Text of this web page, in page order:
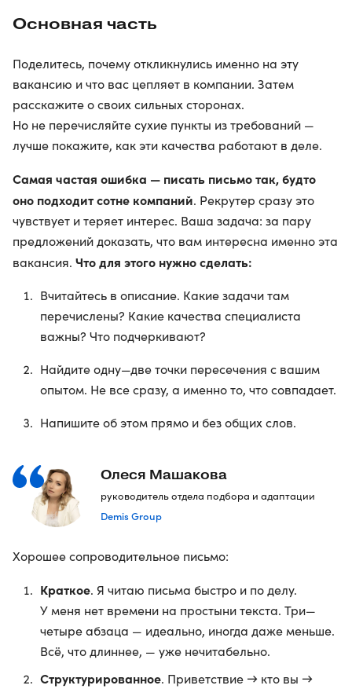
Основная часть
Поделитесь, почему откликнулись именно на эту
вакансию и что вас цепляет в компании. Затем
расскажите о своих сильных сторонах.
Но не перечисляйте сухие пункты из требований —
лучше покажите, как эти качества работают в деле.
Самая частая ошибка — писать письмо так, будто
оно подходит сотне компаний. Рекрутер сразу это
чувствует и теряет интерес. Ваша задача: за пару
предложений доказать, что вам интересна именно эта
вакансия. Что для этого нужно сделать:
Вчитайтесь в описание. Какие задачи там
перечислены? Какие качества специалиста
важны? Что подчеркивают?
Найдите одну—две точки пересечения с вашим
опытом. Не все сразу, а именно то, что совпадает.
Напишите об этом прямо и без общих слов.
Олеся Машакова
руководитель отдела подбора и адаптации
Demis Group
Хорошее сопроводительное письмо:
Краткое. Я читаю письма быстро и по делу.
У меня нет времени на простыни текста. Три—
четыре абзаца — идеально, иногда даже меньше.
Всё, что длиннее, — уже нечитабельно.
Структурированное. Приветствие → кто вы →